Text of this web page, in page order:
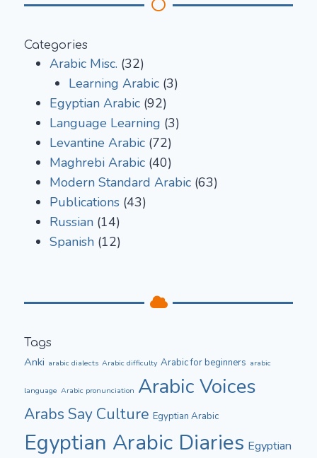
Categories
Arabic Misc. (32)
Learning Arabic (3)
Egyptian Arabic (92)
Language Learning (3)
Levantine Arabic (72)
Maghrebi Arabic (40)
Modern Standard Arabic (63)
Publications (43)
Russian (14)
Spanish (12)
Tags
Anki arabic dialects Arabic difficulty Arabic for beginners arabic
language Arabic pronunciation Arabic Voices
Arabs Say Culture Egyptian Arabic
Egyptian Arabic Diaries Egyptian